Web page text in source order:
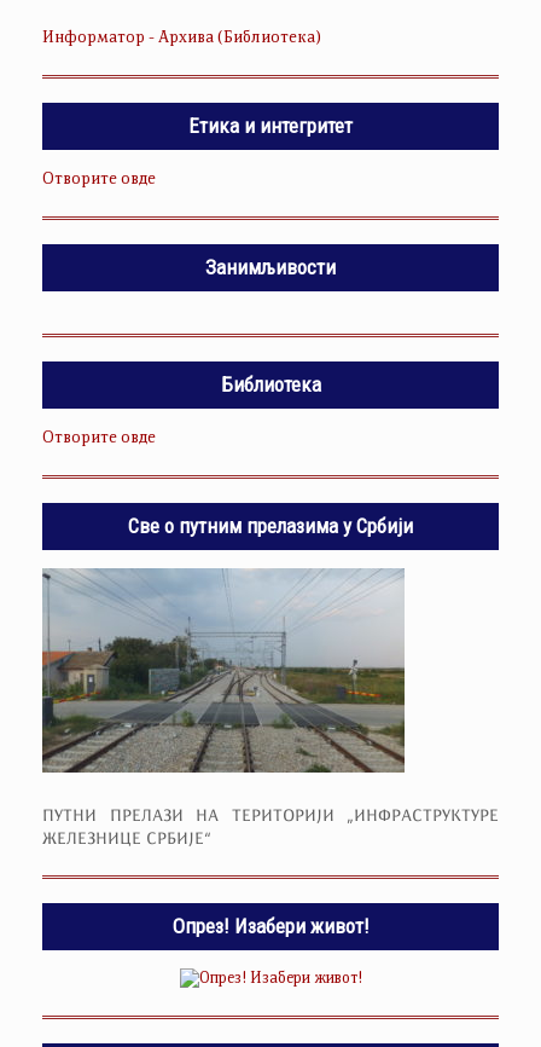
Информатор - Архива (Библиотека)
Етика и интегритет
Отворите овде
Занимљивости
Библиотека
Отворите овде
Све о путним прелазима у Србији
ПУТНИ ПРЕЛАЗИ НА ТЕРИТОРИЈИ „ИНФРАСТРУКТУРЕ
ЖЕЛЕЗНИЦЕ СРБИЈЕ“
Опрез! Изабери живот!